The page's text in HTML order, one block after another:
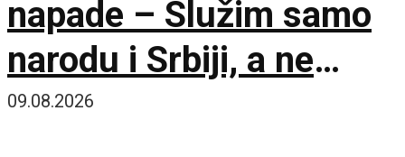
napade – Služim samo
narodu i Srbiji, a ne
stranim silama
09.08.2026